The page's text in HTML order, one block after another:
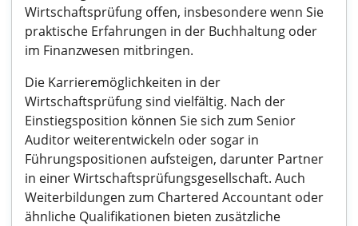
Wirtschaftsprüfung offen, insbesondere wenn Sie
praktische Erfahrungen in der Buchhaltung oder
im Finanzwesen mitbringen.
Die Karrieremöglichkeiten in der
Wirtschaftsprüfung sind vielfältig. Nach der
Einstiegsposition können Sie sich zum Senior
Auditor weiterentwickeln oder sogar in
Führungspositionen aufsteigen, darunter Partner
in einer Wirtschaftsprüfungsgesellschaft. Auch
Weiterbildungen zum Chartered Accountant oder
ähnliche Qualifikationen bieten zusätzliche